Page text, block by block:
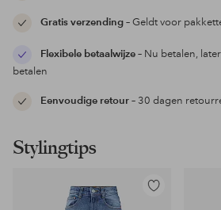
Gratis verzending– Geldt voor
Flexibele betaalwijze– Nu betalen,
betalen
Eenvoudige retour– 30 dagen
Stylingtips
Toevoegen